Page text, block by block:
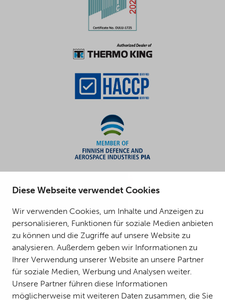
Diese Webseite verwendet Cookies
Wir verwenden Cookies, um Inhalte und Anzeigen zu
personalisieren, Funktionen für soziale Medien anbieten
zu können und die Zugriffe auf unsere Website zu
analysieren. Außerdem geben wir Informationen zu
Ihrer Verwendung unserer Website an unsere Partner
für soziale Medien, Werbung und Analysen weiter.
Unsere Partner führen diese Informationen
möglicherweise mit weiteren Daten zusammen, die Sie